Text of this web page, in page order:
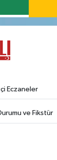
Eczaneler
ve Fikstür